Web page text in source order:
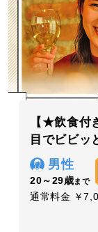
【★飲食付
目でビビッ
男性
20～29歳まで
通常料金 ￥